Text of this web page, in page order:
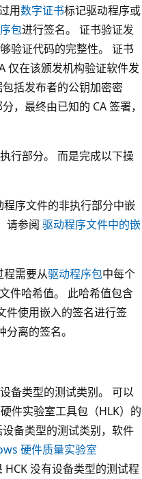
用数字证书标记驱动程序或
包进行签名。 证书验证发
验证代码的完整性。 证书
仅在该颁发机构验证软件发
括发布者的公钥加密密
，最终由已知的 CA 签署，
行部分。 而是完成以下操
程序文件的非执行部分中嵌
请参阅 驱动程序文件中的嵌
程需要从驱动程序包中每个
件哈希值。 此哈希值包含
件使用嵌入的签名进行签
离的签名。
备类型的测试类别。 可以
件实验室工具包（HLK）的
备类型的测试类别，软件
硬件质量实验室
HCK 没有设备类型的测试程